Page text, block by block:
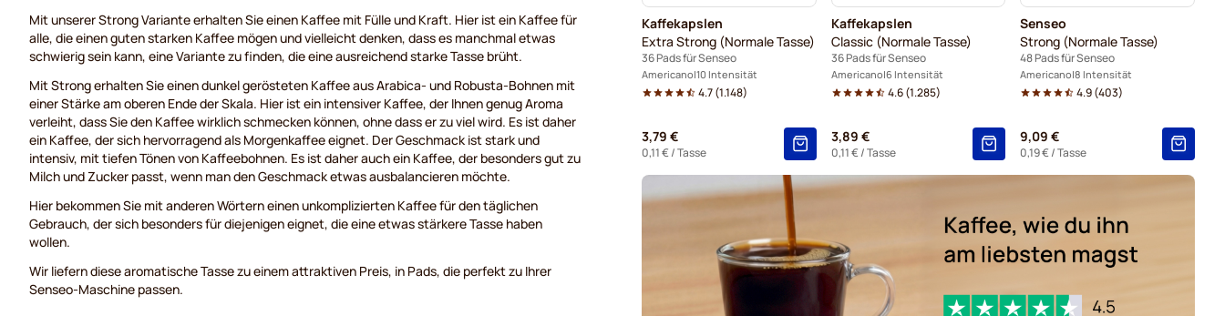
Kaffekapslen
Extra Strong (Normale Tasse)
36 Pads für Senseo
Americano 10 Intensität
4.7(1.148)
3,79 €
0,11 €/ Tasse
Kaffekapslen
Classic (Normale Tasse)
36 Pads für Senseo
Americano 6 Intensität
4.6(1.285)
3,89 €
0,11 €/ Tasse
Senseo
Strong (Normale Tasse)
48 Pads für Senseo
Americano 8 Intensität
4.9(403)
9,09 €
0,19 €/ Tasse
Mit unserer Strong Variante erhalten Sie einen Kaffee mit Fülle und Kraft. Hier ist ein Kaffee für
alle, die einen guten starken Kaffee mögen und vielleicht denken, dass es manchmal etwas
schwierig sein kann, eine Variante zu finden, die eine ausreichend starke Tasse brüht.
Mit Strong erhalten Sie einen dunkel gerösteten Kaffee aus Arabica- und Robusta-Bohnen mit
einer Stärke am oberen Ende der Skala. Hier ist ein intensiver Kaffee, der Ihnen genug Aroma
verleiht, dass Sie den Kaffee wirklich schmecken können, ohne dass er zu viel wird. Es ist daher
ein Kaffee, der sich hervorragend als Morgenkaffee eignet. Der Geschmack ist stark und
intensiv, mit tiefen Tönen von Kaffeebohnen. Es ist daher auch ein Kaffee, der besonders gut zu
Milch und Zucker passt, wenn man den Geschmack etwas ausbalancieren möchte.
Hier bekommen Sie mit anderen Wörtern einen unkomplizierten Kaffee für den täglichen
Gebrauch, der sich besonders für diejenigen eignet, die eine etwas stärkere Tasse haben
wollen.
Wir liefern diese aromatische Tasse zu einem attraktiven Preis, in Pads, die perfekt zu Ihrer
Senseo-Maschine passen.